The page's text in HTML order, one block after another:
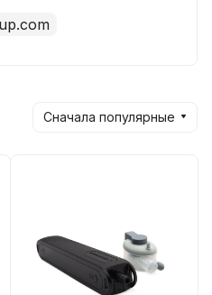
Сначала популярные